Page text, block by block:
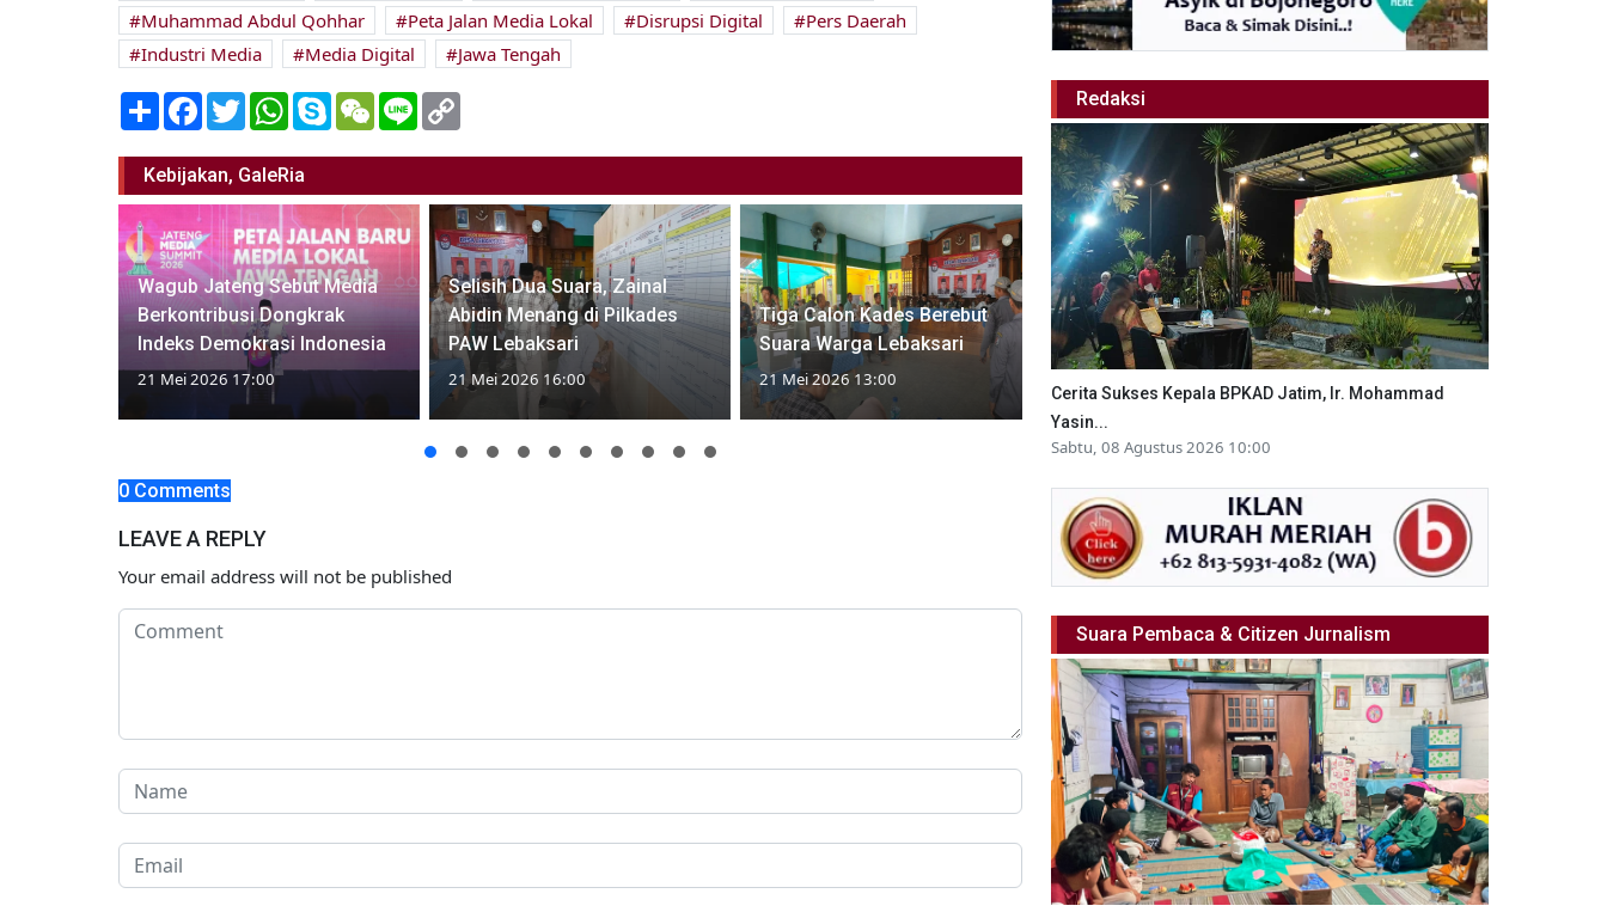
Muhammad Abdul Qohhar
Peta Jalan Media Lokal Disrupsi Digital
Pers Daerah
Industri Media
Media Digital
Jawa Tengah
Share Facebook
TwitterWhatsApp
SkypeWeChatLine
Kebijakan, GaleRia
Wagub Jateng Sebut Media
Berkontribusi Dongkrak
Indeks Demokrasi Indonesia
21 Mei 2026 17:00
Selisih Dua Suara, Zainal
Abidin Menang di Pilkades
PAW Lebaksari
21 Mei 2026 16:00
Tiga Calon Kades Berebut
Suara Warga Lebaksari
21 Mei 2026 13:00
0 Comments
LEAVE A REPLY
Your email address will not be published
Redaksi
Cerita Sukses Kepala BPKAD Jatim, Ir. Mohammad
Yasin...
Sabtu, 08 Agustus 2026 10:00
Suara Pembaca & Citizen Jurnalism